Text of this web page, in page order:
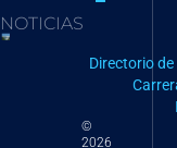
NOTICIAS
EE. UU. para
©
2026
Directorio